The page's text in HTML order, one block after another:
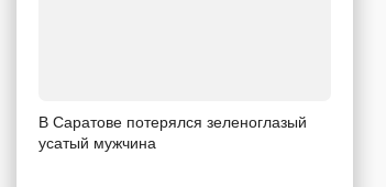
В Саратове потерялся зеленоглазый
усатый мужчина